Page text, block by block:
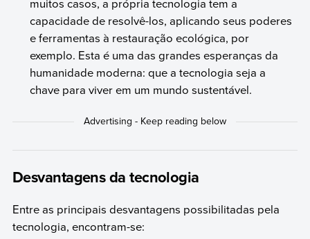
capacidade de resolvê-los, aplicando seus poderes
e ferramentas à restauração ecológica, por
exemplo. Esta é uma das grandes esperanças da
humanidade moderna: que a tecnologia seja a
chave para viver em um mundo sustentável.
Desvantagens da tecnologia
Entre as principais desvantagens possibilitadas pela
tecnologia, encontram-se: